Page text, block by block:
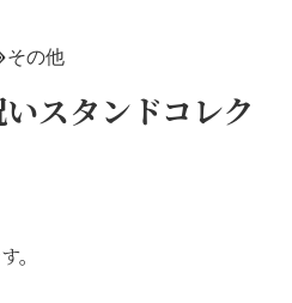
その他
スタンドコレク
。